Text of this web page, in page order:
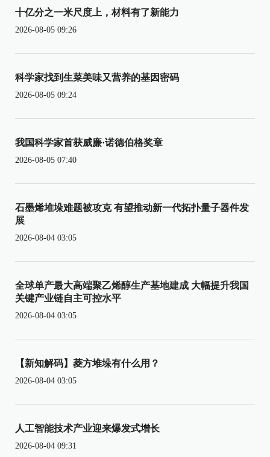
十亿分之一米尺度上，材料有了新能力
2026-08-05 09:26
科学家找到生菜美味又营养的基因密码
2026-08-05 09:24
我国科学家首获威廉·诺德伯格奖章
2026-08-05 07:40
石墨烯堆垛难题被攻克 有望推动新一代拓扑量子器件发
展
2026-08-04 03:05
全球单产最大高端聚乙烯醇生产基地建成 大幅提升我国
关键产业链自主可控水平
2026-08-04 03:05
【新知解码】菱方堆垛有什么用？
2026-08-04 03:05
人工智能技术产业迎来爆发式增长
2026-08-04 09:31